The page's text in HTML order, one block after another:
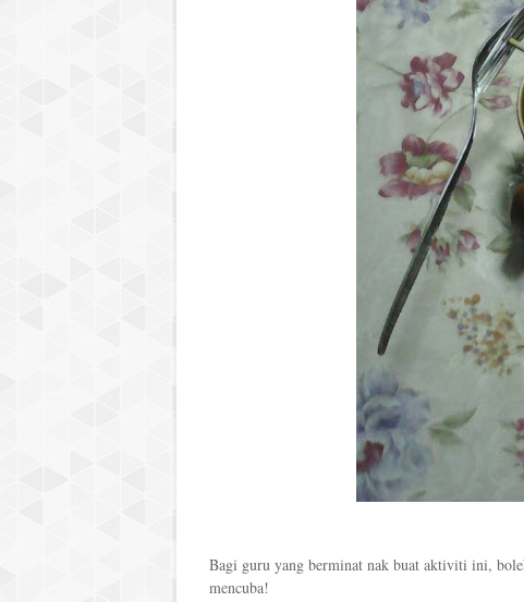
Bagi guru yang berminat nak buat aktiviti ini,
mencuba!